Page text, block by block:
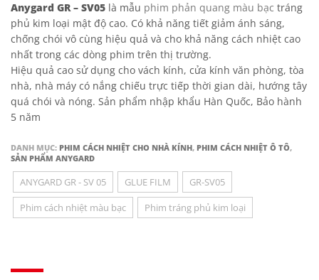
Anygard GR – SV05 là mẫu phim phản quang màu bạc tráng
phủ kim loại mật độ cao. Có khả năng tiết giảm ánh sáng,
chống chói vô cùng hiệu quả và cho khả năng cách nhiệt cao
nhất trong các dòng phim trên thị trường.
Hiệu quả cao sử dụng cho vách kính, cửa kính văn phòng, tòa
nhà, nhà máy có nắng chiếu trực tiếp thời gian dài, hướng tây
quá chói và nóng. Sản phẩm nhập khẩu Hàn Quốc, Bảo hành
5 năm
DANH MỤC: PHIM CÁCH NHIỆT CHO NHÀ KÍNH, PHIM CÁCH NHIỆT Ô TÔ,
SẢN PHẨM ANYGARD
ANYGARD GR - SV 05 GLUE FILM
GR-SV05
Phim cách nhiệt màu bạc
Phim tráng phủ kim loại